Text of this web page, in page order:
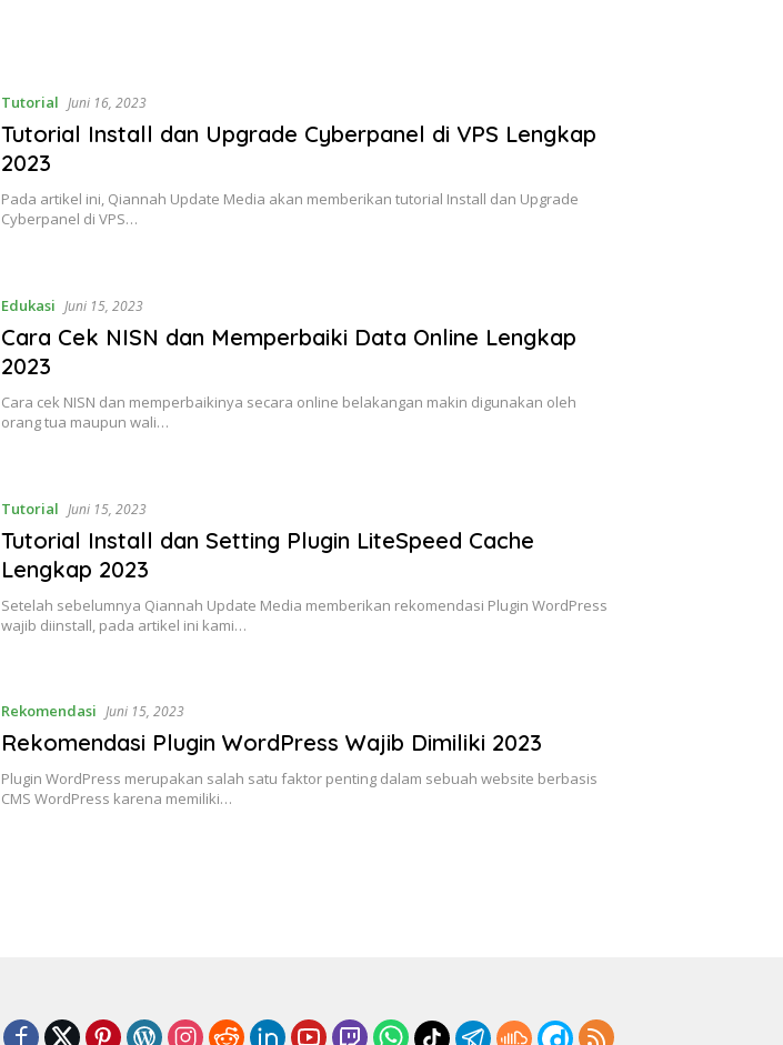
Tutorial Juni 16, 2023
Tutorial Install dan Upgrade Cyberpanel di VPS Lengkap
2023
Pada artikel ini, Qiannah Update Media akan memberikan tutorial Install dan Upgrade
Cyberpanel di VPS…
Edukasi Juni 15, 2023
Cara Cek NISN dan Memperbaiki Data Online Lengkap
2023
Cara cek NISN dan memperbaikinya secara online belakangan makin digunakan oleh
orang tua maupun wali…
Tutorial Juni 15, 2023
Tutorial Install dan Setting Plugin LiteSpeed Cache
Lengkap 2023
Setelah sebelumnya Qiannah Update Media memberikan rekomendasi Plugin WordPress
wajib diinstall, pada artikel ini kami…
Rekomendasi Juni 15, 2023
Rekomendasi Plugin WordPress Wajib Dimiliki 2023
Plugin WordPress merupakan salah satu faktor penting dalam sebuah website berbasis
CMS WordPress karena memiliki…